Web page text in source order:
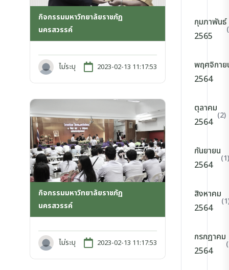
กิจกรรมมหาวิทยาลัยราชภัฏ
นครสวรรค์
ไม่ระบุ 2023-02-13 11:17:53
กิจกรรมมหาวิทยาลัยราชภัฏ
นครสวรรค์
ไม่ระบุ 2023-02-13 11:17:53
กุมภาพันธ์
2565
พฤศจิกาย
2564
ตุลาคม
2564
(2)
กันยายน
2564
(1)
สิงหาคม
2564
กรกฎาคม
2564